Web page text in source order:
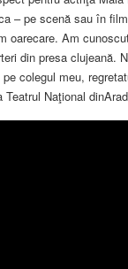
– pe scenă sau în
Am
din presa clujeană.
colegul meu,
Naţional